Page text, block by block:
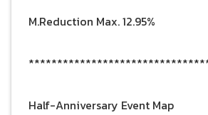
M.Reduction Max. 12.95%
Half-Anniversary Event Map